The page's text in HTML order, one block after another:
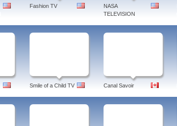
Fashion TV
NASA
TELEVISION
Smile of a Child TV Canal Savoir